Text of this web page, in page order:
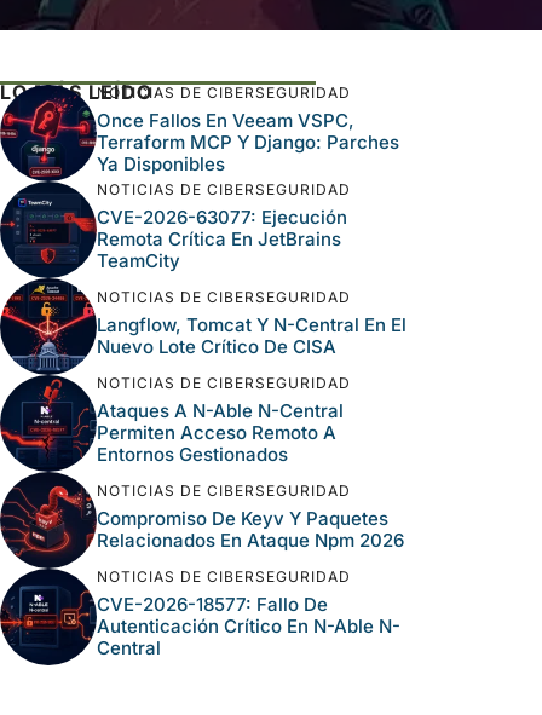
LO MÁS LEÍDONOTICIAS DE CIBERSEGURIDAD
Once Fallos En Veeam VSPC,
Terraform MCP Y Django: Parches
Ya Disponibles
NOTICIAS DE CIBERSEGURIDAD
CVE-2026-63077: Ejecución
Remota Crítica En JetBrains
TeamCity
NOTICIAS DE CIBERSEGURIDAD
Langflow, Tomcat Y N-Central En El
Nuevo Lote Crítico De CISA
NOTICIAS DE CIBERSEGURIDAD
Ataques A N-Able N-Central
Permiten Acceso Remoto A
Entornos Gestionados
NOTICIAS DE CIBERSEGURIDAD
Compromiso De Keyv Y Paquetes
Relacionados En Ataque Npm 2026
NOTICIAS DE CIBERSEGURIDAD
CVE-2026-18577: Fallo De
Autenticación Crítico En N-Able N-
Central